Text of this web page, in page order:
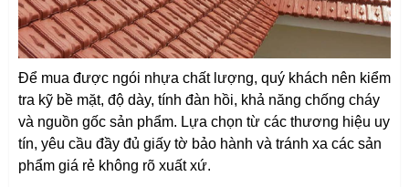
Để mua được ngói nhựa chất lượng, quý khách nên kiểm
tra kỹ bề mặt, độ dày, tính đàn hồi, khả năng chống cháy
và nguồn gốc sản phẩm. Lựa chọn từ các thương hiệu uy
tín, yêu cầu đầy đủ giấy tờ bảo hành và tránh xa các sản
phẩm giá rẻ không rõ xuất xứ.